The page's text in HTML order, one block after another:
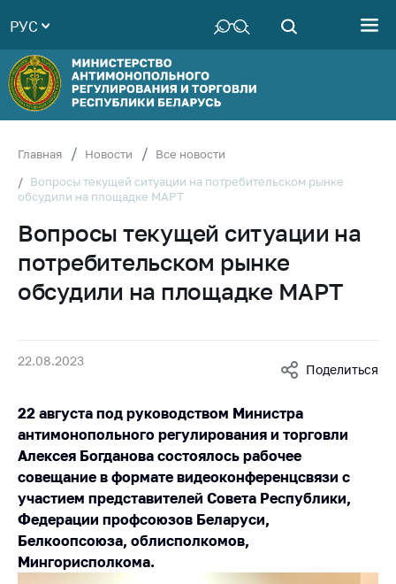
Руководство
Структура
Министерства
Территориальные
Законодательство
Антикоррупционная
деятельность
Общественно-
консультативный
Соискателям
Белорусская
универсальная
товарная биржа
Общественная
жизнь
Идеологическая
РУС
Главная Новости
Все новости
Вопросы текущей ситуации на потребительском рынке
обсудили на площадке МАРТ
Вопросы текущей ситуации на
потребительском рынке
обсудили на площадке МАРТ
22.08.2023
Поделиться
22 августа под руководством Министра
антимонопольного регулирования и торговли
Алексея Богданова состоялось рабочее
совещание в формате видеоконференцсвязи с
участием представителей Совета Республики,
Федерации профсоюзов Беларуси,
Белкоопсоюза, облисполкомов,
Мингорисполкома.